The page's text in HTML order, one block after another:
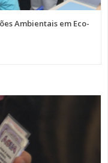
Ambientais em Eco-